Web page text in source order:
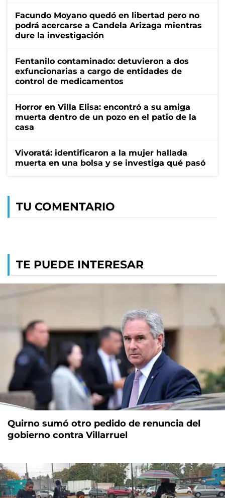
Facundo Moyano quedó en libertad pero no
podrá acercarse a Candela Arizaga mientras
dure la investigación
Fentanilo contaminado: detuvieron a dos
exfuncionarias a cargo de entidades de
control de medicamentos
Horror en Villa Elisa: encontró a su amiga
muerta dentro de un pozo en el patio de la
casa
Vivoratá: identificaron a la mujer hallada
muerta en una bolsa y se investiga qué pasó
TU COMENTARIO
TE PUEDE INTERESAR
Quirno sumó otro pedido de renuncia del
gobierno contra Villarruel